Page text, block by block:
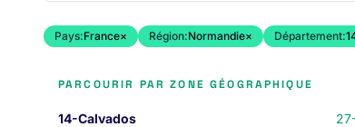
Pays:France× Région:Normandie× Département:
PARCOURIR PAR ZONE GÉOGRAPHIQUE
14-Calvados